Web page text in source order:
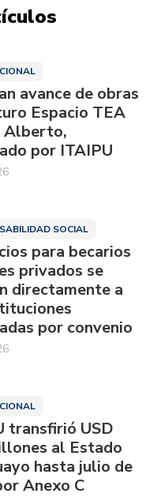
avance de obras
Espacio TEA
Alberto,
por ITAIPU
SOCIAL
para becarios
privados se
directamente a
por convenio
transfirió USD
al Estado
hasta julio de
Anexo C